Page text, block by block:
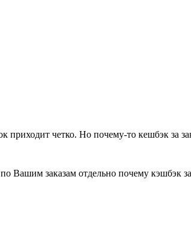
приходит четко. Но почему-то кешбэк за
Вашим заказам отдельно почему кэшбэк